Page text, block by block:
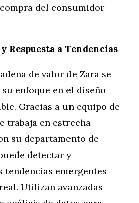
del consumidor
Respuesta a Tendencias
de valor de Zara se
enfoque en el diseño
Gracias a un equipo de
trabaja en estrecha
su departamento de
detectar y
tendencias emergentes
Utilizan avanzadas